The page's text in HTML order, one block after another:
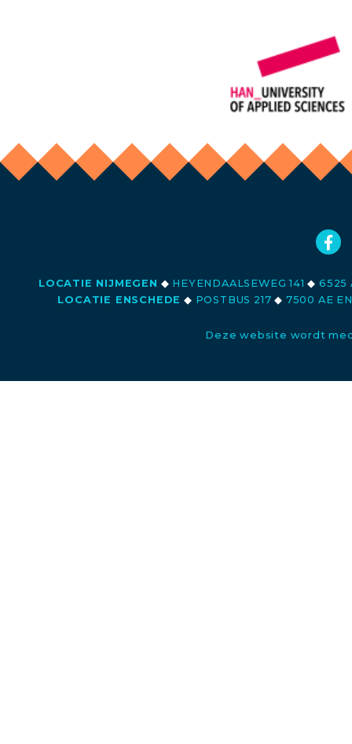
LOCATIE NIJMEGEN ◆ HEYENDAALSEWEG 141◆ 6525
LOCATIE ENSCHEDE ◆ POSTBUS 217◆ 7500 AE
Deze website wordt